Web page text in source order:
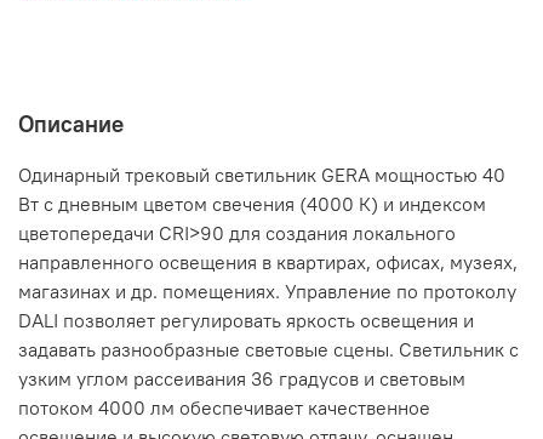
Описание
Одинарный трековый светильник GERA мощностью 40
Вт с дневным цветом свечения (4000 К) и индексом
цветопередачи CRI>90 для создания локального
направленного освещения в квартирах, офисах, музеях,
магазинах и др. помещениях. Управление по протоколу
DALI позволяет регулировать яркость освещения и
задавать разнообразные световые сцены. Светильник с
узким углом рассеивания 36 градусов и световым
потоком 4000 лм обеспечивает качественное